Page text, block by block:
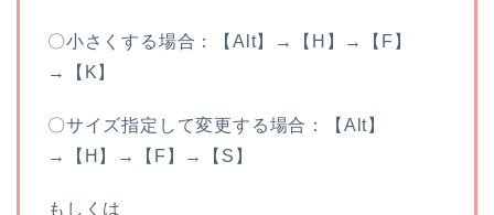
〇小さくする場合：【Alt】→【H】→【F】
→【K】
〇サイズ指定して変更する場合：【Alt】
→【H】→【F】→【S】
もしくは